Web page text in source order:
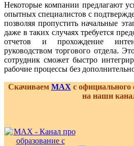
Некоторые компании предлагают
опытных специалистов с
позволяя пропустить начальные
даже в таких случаях требуется
отчетов и прохождение
руководством торгового отдела.
сотрудник сможет быстро
рабочие процессы без
Скачиваем MAXс официального
на наши